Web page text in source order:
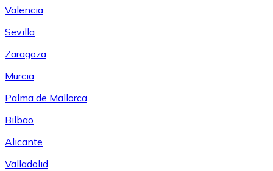
Valencia
Sevilla
Zaragoza
Murcia
Palma de Mallorca
Bilbao
Alicante
Valladolid